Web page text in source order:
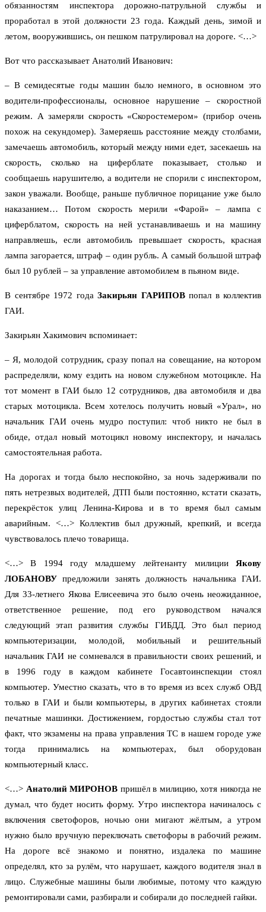
обязанностям инспектора дорожно-патрульной службы и
проработал в этой должности 23 года. Каждый день, зимой и
летом, вооружившись, он пешком патрулировал на дороге. <…>
Вот что рассказывает Анатолий Иванович:
– В семидесятые годы машин было немного, в основном это
водители-профессионалы, основное нарушение – скоростной
режим. А замеряли скорость «Скоростемером» (прибор очень
похож на секундомер). Замеряешь расстояние между столбами,
замечаешь автомобиль, который между ними едет, засекаешь на
скорость, сколько на циферблате показывает, столько и
сообщаешь нарушителю, а водители не спорили с инспектором,
закон уважали. Вообще, раньше публичное порицание уже было
наказанием… Потом скорость мерили «Фарой» – лампа с
циферблатом, скорость на ней устанавливаешь и на машину
направляешь, если автомобиль превышает скорость, красная
лампа загорается, штраф – один рубль. А самый большой штраф
был 10 рублей – за управление автомобилем в пьяном виде.
В сентябре 1972 года Закирьян ГАРИПОВ попал в коллектив
ГАИ.
Закирьян Хакимович вспоминает:
– Я, молодой сотрудник, сразу попал на совещание, на котором
распределяли, кому ездить на новом служебном мотоцикле. На
тот момент в ГАИ было 12 сотрудников, два автомобиля и два
старых мотоцикла. Всем хотелось получить новый «Урал», но
начальник ГАИ очень мудро поступил: чтоб никто не был в
обиде, отдал новый мотоцикл новому инспектору, и началась
самостоятельная работа.
На дорогах и тогда было неспокойно, за ночь задерживали по
пять нетрезвых водителей, ДТП были постоянно, кстати сказать,
перекрёсток улиц Ленина-Кирова и в то время был самым
аварийным. <…> Коллектив был дружный, крепкий, и всегда
чувствовалось плечо товарища.
<…> В 1994 году младшему лейтенанту милиции Якову
ЛОБАНОВУпредложили занять должность начальника ГАИ.
Для 33-летнего Якова Елисеевича это было очень неожиданное,
ответственное решение, под его руководством начался
следующий этап развития службы ГИБДД. Это был период
компьютеризации, молодой, мобильный и решительный
начальник ГАИ не сомневался в правильности своих решений, и
в 1996 году в каждом кабинете Госавтоинспекции стоял
компьютер. Уместно сказать, что в то время из всех служб ОВД
только в ГАИ и были компьютеры, в других кабинетах стояли
печатные машинки. Достижением, гордостью службы стал тот
факт, что экзамены на права управления ТС в нашем городе уже
тогда принимались на компьютерах, был оборудован
компьютерный класс.
<…> Анатолий МИРОНОВ пришёл в милицию, хотя никогда не
думал, что будет носить форму. Утро инспектора начиналось с
включения светофоров, ночью они мигают жёлтым, а утром
нужно было вручную переключать светофоры в рабочий режим.
На дороге всё знакомо и понятно, издалека по машине
определял, кто за рулём, что нарушает, каждого водителя знал в
лицо. Служебные машины были любимые, потому что каждую
ремонтировали сами, разбирали и собирали до последней гайки.